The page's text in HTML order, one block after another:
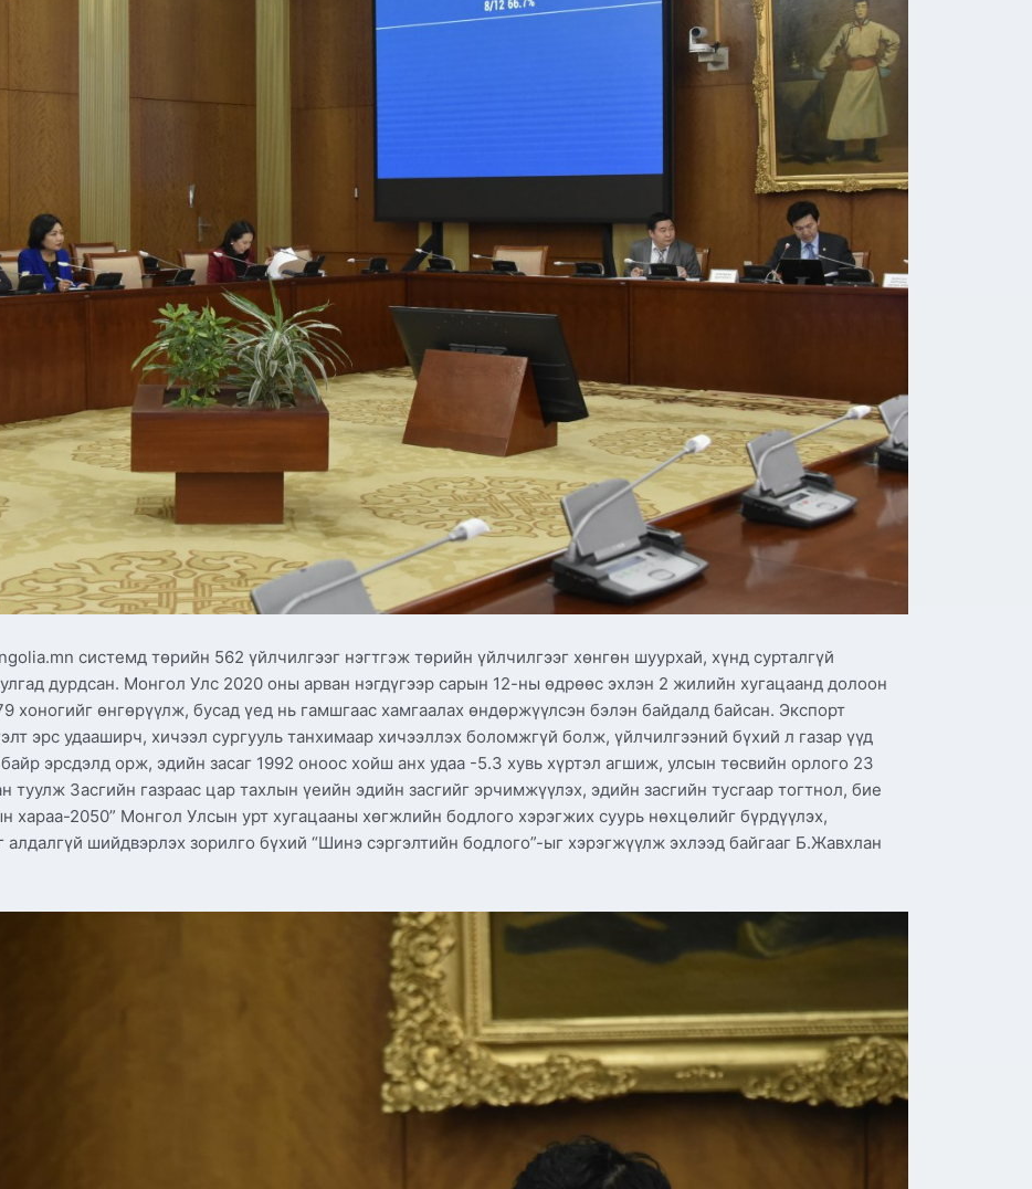
системд төрийн 562 үйлчилгээг нэгтгэж төрийн үйлчилгээг хөнгөн шуурхай, хүнд сурталгүй
дурдсан. Монгол Улс 2020 оны арван нэгдүгээр сарын 12-ны өдрөөс эхлэн 2 жилийн хугацаанд долоон
хоногийг өнгөрүүлж, бусад үед нь гамшгаас хамгаалах өндөржүүлсэн бэлэн байдалд байсан. Экспорт
эрс удааширч, хичээл сургууль танхимаар хичээллэх боломжгүй болж, үйлчилгээний бүхий л газар үүд
эрсдэлд орж, эдийн засаг 1992 оноос хойш анх удаа -5.3 хувь хүртэл агшиж, улсын төсвийн орлого 23
туулж Засгийн газраас цар тахлын үеийн эдийн засгийг эрчимжүүлэх, эдийн засгийн тусгаар тогтнол, бие
хараа-2050” Монгол Улсын урт хугацааны хөгжлийн бодлого хэрэгжих суурь нөхцөлийг бүрдүүлэх,
алдалгүй шийдвэрлэх зорилго бүхий “Шинэ сэргэлтийн бодлого”-ыг хэрэгжүүлж эхлээд байгааг Б.Жавхлан